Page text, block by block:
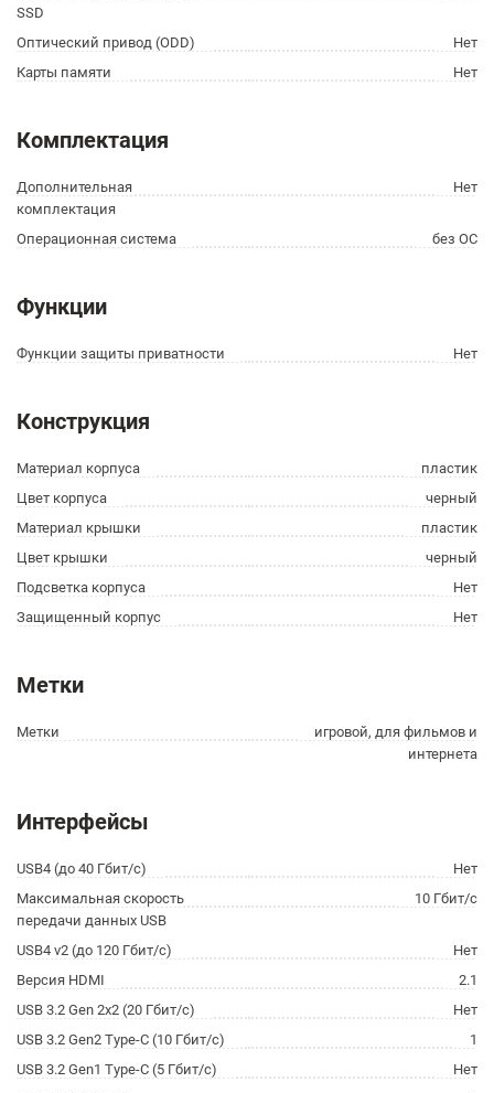
SSD
Оптический привод (ODD)
Нет
Карты памяти
Нет
Комплектация
Дополнительная
комплектация
Нет
Операционная система без ОС
Функции
Функции защиты приватности Нет
Конструкция
Материал корпуса
пластик
Цвет корпуса
черный
Материал крышки
пластик
Цвет крышки
черный
Подсветка корпуса
Нет
Защищенный корпус
Нет
Метки
Метки
игровой, для фильмов и
интернета
Интерфейсы
USB4 (до 40 Гбит/с)
Нет
Максимальная скорость
передачи данных USB
10 Гбит/с
USB4 v2 (до 120 Гбит/с)
Нет
Версия HDMI
2.1
USB 3.2 Gen 2x2 (20 Гбит/с)
Нет
USB 3.2 Gen2 Type-C (10 Гбит/с)
1
USB 3.2 Gen1 Type-C (5 Гбит/с)
Нет